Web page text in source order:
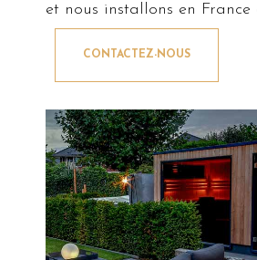
et nous installons en France
CONTACTEZ-NOUS